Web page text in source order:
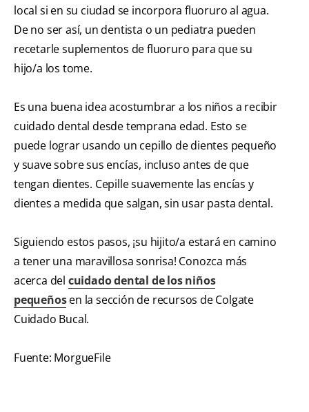
local si en su ciudad se incorpora fluoruro al agua.
De no ser así, un dentista o un pediatra pueden
recetarle suplementos de fluoruro para que su
hijo/a los tome.
Es una buena idea acostumbrar a los niños a recibir
cuidado dental desde temprana edad. Esto se
puede lograr usando un cepillo de dientes pequeño
y suave sobre sus encías, incluso antes de que
tengan dientes. Cepille suavemente las encías y
dientes a medida que salgan, sin usar pasta dental.
Siguiendo estos pasos, ¡su hijito/a estará en camino
a tener una maravillosa sonrisa! Conozca más
acerca del cuidado dental de los niños
pequeñosen la sección de recursos de Colgate
Cuidado Bucal.
Fuente: MorgueFile